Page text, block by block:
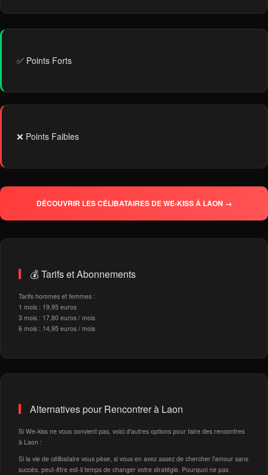
✅ Points Forts
❌ Points Faibles
DÉCOUVRIR LES CÉLIBATAIRES DE WE-KISS À LAON →
💰 Tarifs et Abonnements
Tarifs hommes et femmes :
1 mois : 19,95 euros
3 mois : 17,80 euros / mois
6 mois : 14,95 euros / mois
Alternatives pour Rencontrer à Laon
Si We-kiss ne vous convient pas, voici d'autres options pour faire des rencontres
à Laon :
Si la vie de célibataire vous pèse, si vous en avez assez de chercher l'amour sans
succès, peut-être est-il temps de changer votre stratégie. Pourquoi ne pas